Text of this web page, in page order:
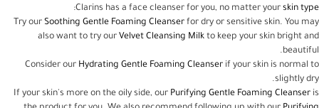
Clarins has a face cleanser for you, no matter your skin type
:
Try our Soothing Gentle Foaming Cleanser for dry or sensitive skin. You may
also want to try our Velvet Cleansing Milk to keep your skin bright and
beautiful.
Consider our Hydrating Gentle Foaming Cleanser if your skin is normal to
slightly dry.
If your skin's more on the oily side, our Purifying Gentle Foaming Cleanser is